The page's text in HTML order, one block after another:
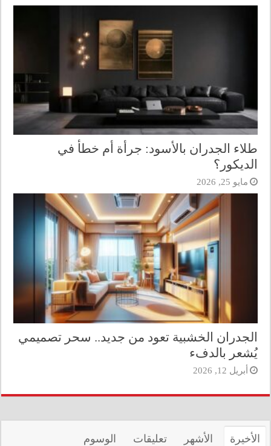
طلاء الجدران بالأسود: جرأة أم خطأ في
الديكور؟
مايو 25, 2026
الجدران الخشبية تعود من جديد.. سحر تصميمي
يُشعر بالدفء
أبريل 12, 2026
الأخيرة الأشهر تعليقات الوسوم